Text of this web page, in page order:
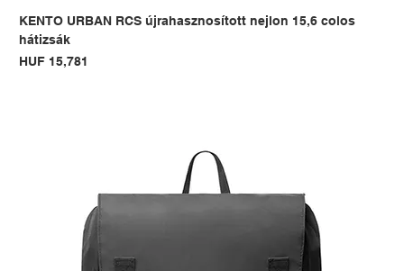
KENTO URBAN RCS újrahasznosított nejlon 15,6 colos
hátizsák
Price
HUF 15,781